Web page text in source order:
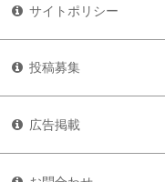
サイトポリシー
投稿募集
広告掲載